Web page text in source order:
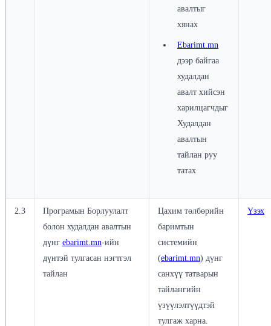
авалтыг
хянах
Ebarimt.mn
дээр байгаа
худалдан
авалт хийсэн
харилцагчдыг
Худалдан
авалтын
тайлан руу
татах
2.3
Програмын Борлуулалт
болон худалдан авалтын
дүнг ebarimt.mn-ийн
дүнтэй тулгасан нэгтгэл
тайлан
Цахим төлбөрийн
баримтын
системийн
(ebarimt.mn) дүнг
санхүү татварын
тайлангийн
үзүүлэлтүүдтэй
тулгаж харна.
Үзэх